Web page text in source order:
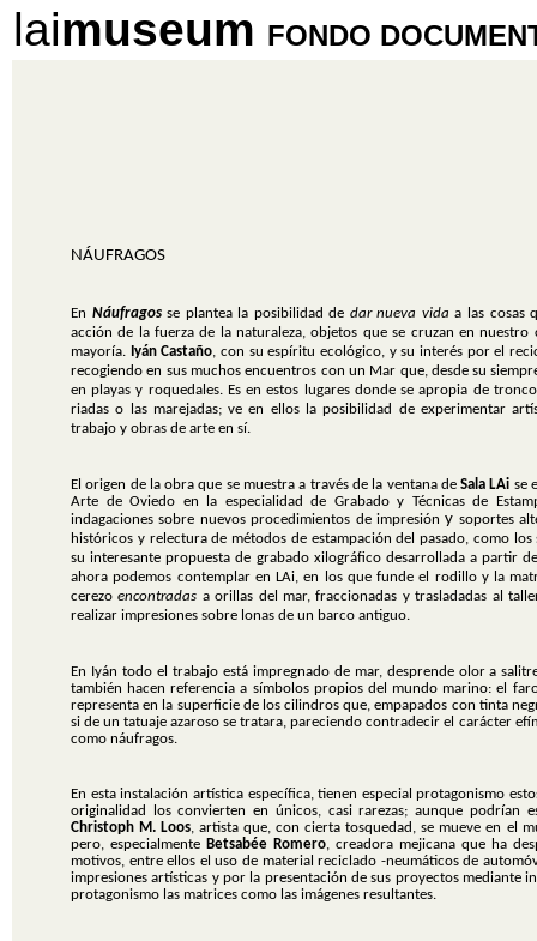
laimuseum FONDO
NÁUFRAGOS
En Náufragosse plantea la posibilidad de dar nueva vida a las cosas
acción de la fuerza de la naturaleza, objetos que se cruzan en
mayoría. Iyán Castaño, con su espíritu ecológico, y su interés por el
recogiendo en sus muchos encuentros con un Mar que, desde su
en playas y roquedales. Es en estos lugares donde se apropia de
riadas o las marejadas; ve en ellos la posibilidad de experimentar
trabajo y obras de arte en sí.
El origen de la obra que se muestra a través de la ventana deSala LAi se
Arte de Oviedo en la especialidad de Grabado y Técnicas de
indagaciones sobre nuevos procedimientos de impresión y soportes
históricos y relectura de métodos de estampación del pasado, como
su interesante propuesta de grabado xilográfico desarrollada a partir
ahora podemos contemplar en LAi, en los que funde el rodillo y la
cerezo encontradas a orillas del mar, fraccionadas y trasladadas al
realizar impresiones sobre lonas de un barco antiguo.
En Iyán todo el trabajo está impregnado de mar, desprende olor a
también hacen referencia a símbolos propios del mundo marino: el
representa en la superficie de los cilindros que, empapados con tinta
si de un tatuaje azaroso se tratara, pareciendo contradecir el carácter
como náufragos.
En esta instalación artística específica, tienen especial protagonismo
originalidad los convierten en únicos, casi rarezas; aunque podrían
Christoph M. Loos, artista que, con cierta tosquedad, se mueve en el
pero, especialmente Betsabée Romero, creadora mejicana que ha
motivos, entre ellos el uso de material reciclado -neumáticos de
impresiones artísticas y por la presentación de sus proyectos mediante
protagonismo las matrices como las imágenes resultantes.